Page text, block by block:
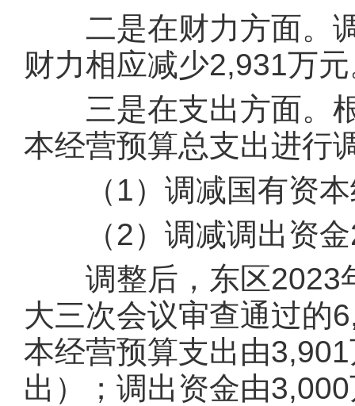
二是在财力方面。调
财力相应减少2,931万
三是在支出方面。根
本经营预算总支出进行
（1）调减国有资本
（2）调减调出资金
调整后，东区2023
大三次会议审查通过的
本经营预算支出由
出）；调出资金由